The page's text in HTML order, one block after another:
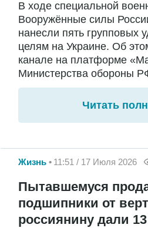
В ходе специальной
Вооружённые силы
нанесли пять групповых
целям на Украине. Об
канале на платформе
Министерства обороны
Читать
Жизнь 11:51 / 17 Июля 2026
Пытавшемуся
подшипники от
россиянину дали